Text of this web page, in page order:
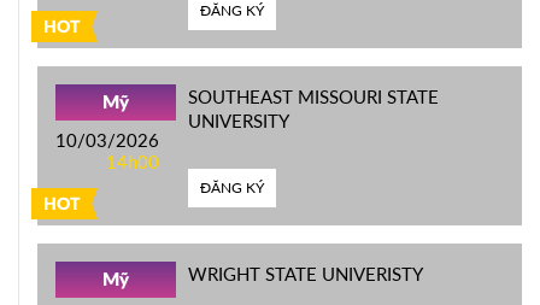
HOT
ĐĂNG KÝ
HOT
Mỹ
10/03/2026
14h00
SOUTHEAST MISSOURI STATE
UNIVERSITY
ĐĂNG KÝ
Mỹ WRIGHT STATE UNIVERISTY